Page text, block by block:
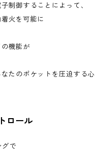
制御することによって、
火を可能に
機能が
たのポケットを圧迫する心
ロール
グで